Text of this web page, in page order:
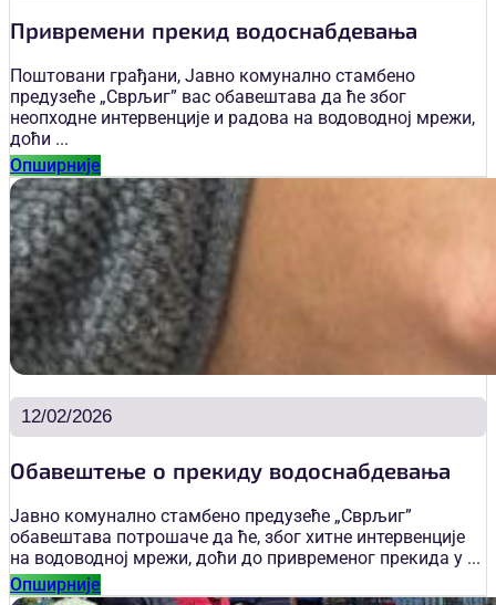
Привремени прекид водоснабдевања
Поштовани грађани, Јавно комунално стамбено
предузеће „Сврљиг” вас обавештава да ће због
неопходне интервенције и радова на водоводној мрежи,
доћи ...
Опширније
12/02/2026
Обавештење о прекиду водоснабдевања
Јавно комунално стамбено предузеће „Сврљиг”
обавештава потрошаче да ће, због хитне интервенције
на водоводној мрежи, доћи до привременог прекида у ...
Опширније